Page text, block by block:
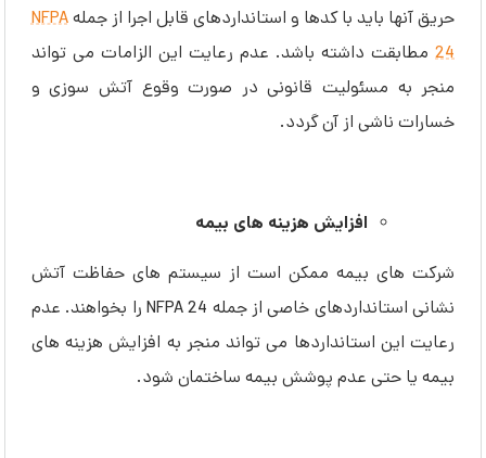
حریق آنها باید با کدها و استانداردهای قابل اجرا از جملهNFPA
24مطابقت داشته باشد. عدم رعایت این الزامات می تواند
منجر به مسئولیت قانونی در صورت وقوع آتش سوزی و
خسارات ناشی از آن گردد.
افزایش هزینه های بیمه
شرکت های بیمه ممکن است از سیستم های حفاظت آتش
نشانی استانداردهای خاصی از جمله NFPA 24 را بخواهند. عدم
رعایت این استانداردها می تواند منجر به افزایش هزینه های
بیمه یا حتی عدم پوشش بیمه ساختمان شود.